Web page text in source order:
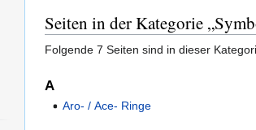
springen
springen
Seiten in der Kategorie
Folgende 7 Seiten sind in dieser
A
Aro- / Ace- Ringe